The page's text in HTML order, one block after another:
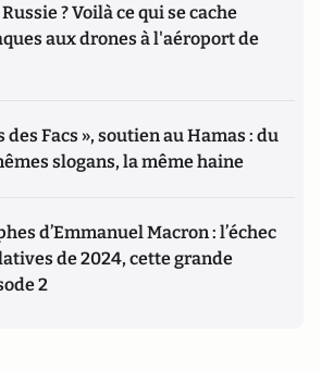
? Voilà ce qui se cache
aux drones à l'aéroport de
des Facs », soutien au Hamas : du
slogans, la même haine
d’Emmanuel Macron : l’échec
de 2024, cette grande
2